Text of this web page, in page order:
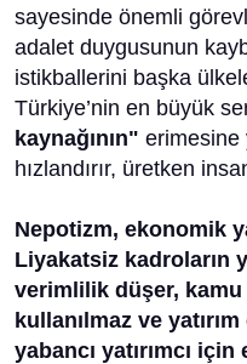
sayesinde önemli
adalet duygusunun
istikballerini başka
Türkiye’nin en büyük
kaynağının" erimesine
hızlandırır, üretken
Nepotizm, ekonomik
Liyakatsiz kadroların
verimlilik düşer, kamu
kullanılmaz ve
yabancı yatırımcı